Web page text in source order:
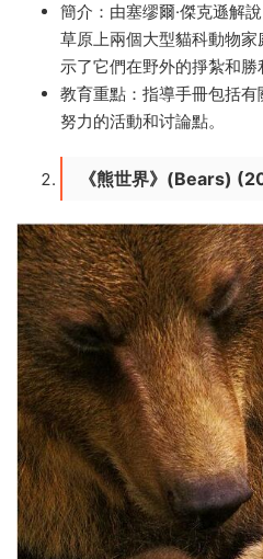
簡介：由塞缪爾·傑克遜解
草原上兩個大型貓科動物
示了它們在野外的掙紮和勝
教育重點：指導手冊包括
努力的活動和讨論點。
《熊世界》(Bears)